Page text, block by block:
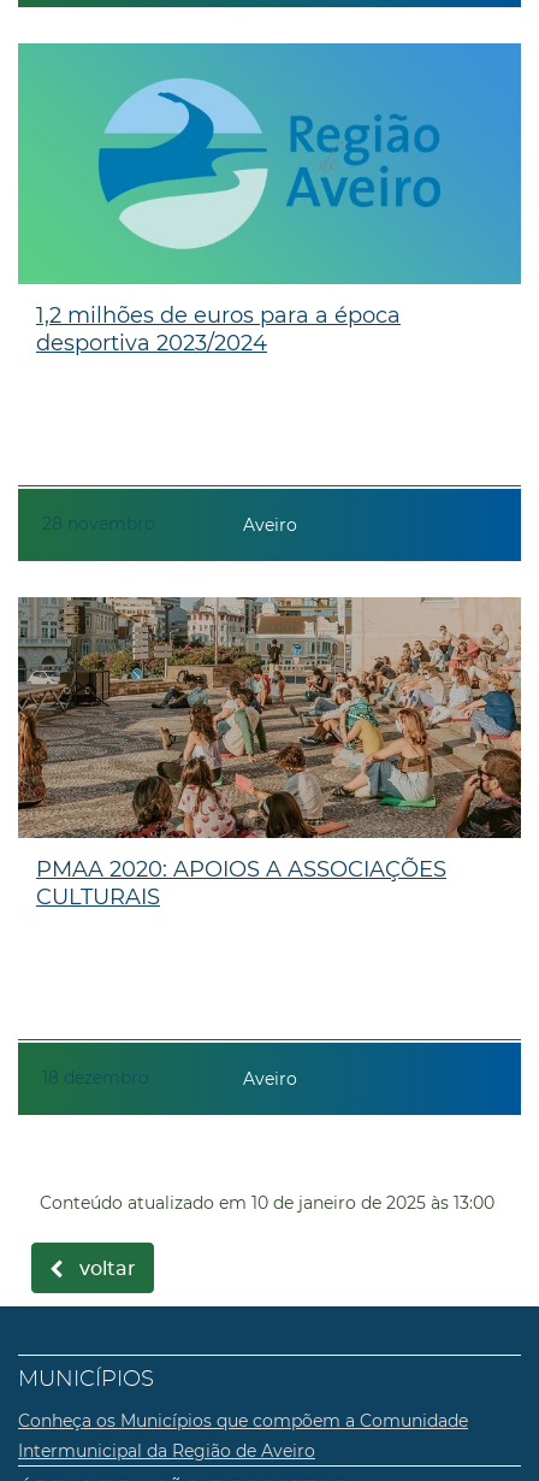
28 novembro
1,2 milhões de euros para a época
desportiva 2023/2024
Aveiro
18 dezembro
PMAA 2020: APOIOS A ASSOCIAÇÕES
CULTURAIS
Aveiro
Conteúdo atualizado em 10 de janeiro de 2025 às 13:00
voltar
MUNICÍPIOS
Conheça os Municípios que compõem a Comunidade
Intermunicipal da Região de Aveiro